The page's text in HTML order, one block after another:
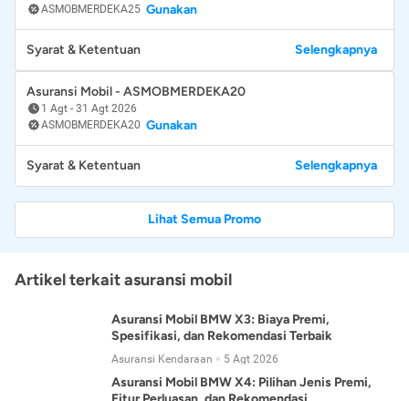
ASMOBMERDEKA25 Gunakan
Syarat & Ketentuan Selengkapnya
Asuransi Mobil - ASMOBMERDEKA20
1 Agt - 31 Agt 2026
ASMOBMERDEKA20 Gunakan
Syarat & Ketentuan Selengkapnya
Lihat Semua Promo
Artikel terkait asuransi mobil
Asuransi Mobil BMW X3: Biaya Premi,
Spesifikasi, dan Rekomendasi Terbaik
Asuransi Kendaraan 5 Agt 2026
Asuransi Mobil BMW X4: Pilihan Jenis Premi,